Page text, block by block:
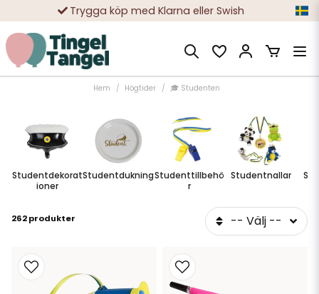
Trygga köp med Klarna eller Swish
10 000-tals nöjda kunder
Hem Högtider 🎓 Studenten
Studentdekorat
ioner
StudentdukningStudenttillbehö
r
Studentnallar
262 produkter -- Välj --